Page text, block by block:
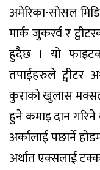
अमेरिका-सोसल
मार्क जुकरर्व र
हुदैछ । यो
तपाईहरुले ट्वीटर
कुराको खुलास मक्सले
हुने कमाइ दान
अर्कालाई पछार्ने
अर्थात एक्सलाई